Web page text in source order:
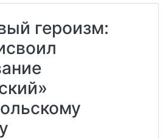
героизм: